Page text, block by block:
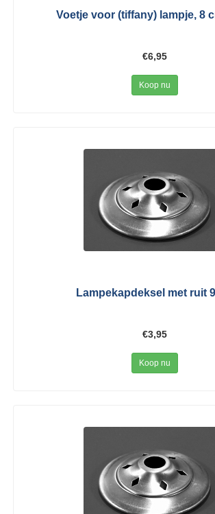
Voetje voor (tiffany) lampje, 8
€6,95
Koop nu
Lampekapdeksel met ruit
€3,95
Koop nu